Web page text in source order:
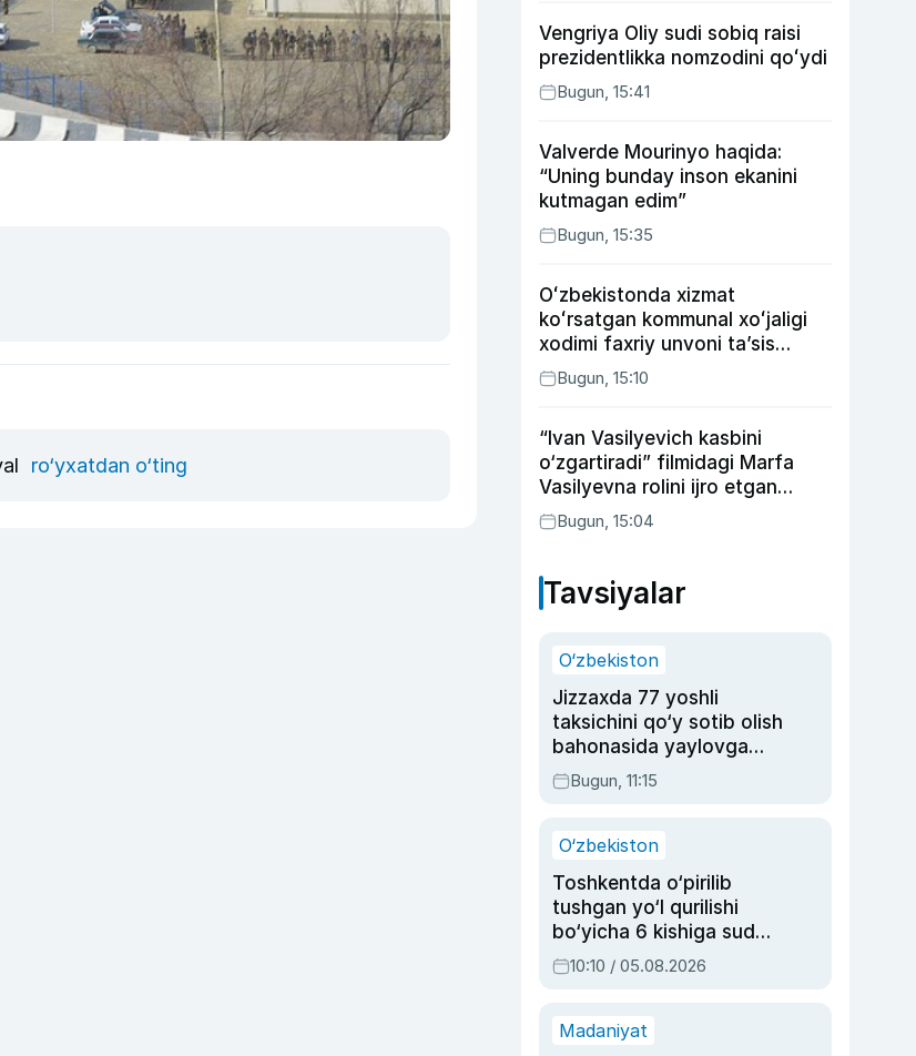
ro‘yxatdan o‘ting
Vengriya Oliy sudi sobiq raisi
prezidentlikka nomzodini qoʻydi
Bugun, 15:41
Valverde Mourinyo haqida:
“Uning bunday inson ekanini
kutmagan edim”
Bugun, 15:35
Oʻzbekistonda xizmat
koʻrsatgan kommunal xoʻjaligi
xodimi faxriy unvoni taʼsis
etilishi mumkin
Bugun, 15:10
“Ivan Vasilyevich kasbini
o‘zgartiradi” filmidagi Marfa
Vasilyevna rolini ijro etgan
aktrisaning taqdiri qanday
kechdi?
Bugun, 15:04
Tavsiyalar
O‘zbekiston
Jizzaxda 77 yoshli
taksichini qo‘y sotib olish
bahonasida yaylovga
olib borib o‘ldirgan yigit
20 yilga qamaldi
Bugun, 11:15
O‘zbekiston
Toshkentda o‘pirilib
tushgan yo‘l qurilishi
bo‘yicha 6 kishiga sud
hukmi o‘qildi
10:10 / 05.08.2026
Madaniyat